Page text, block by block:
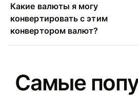
Какие валюты я могу
конвертировать с этим
конвертором валют?
Самые